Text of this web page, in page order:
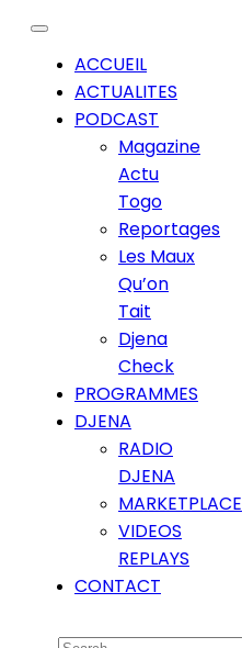
ACCUEIL
ACTUALITES
PODCAST
Magazine
Actu
Togo
Reportages
Les Maux
Qu’on
Tait
Djena
Check
PROGRAMMES
DJENA
RADIO
DJENA
MARKETPLACE
VIDEOS
REPLAYS
CONTACT